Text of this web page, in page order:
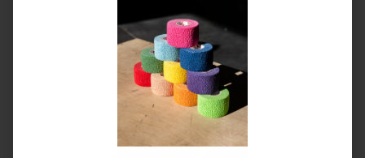
Llavero Crossfit Beastout
PACK COMPLETO | 4
LLAVEROS BEASTOUT
€15,95